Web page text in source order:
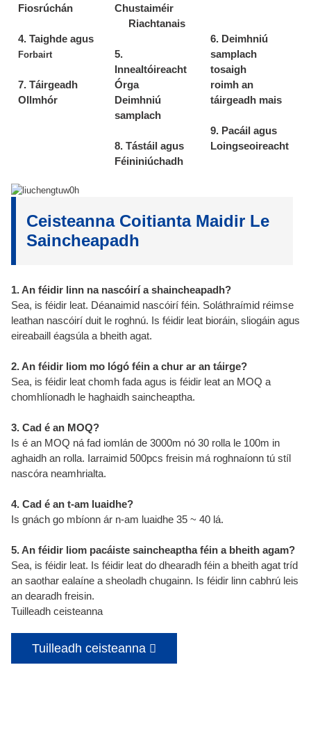
Fiosrúchán
4. Taighde agus
Forbairt
7. Táirgeadh
Ollmhór
Chustaiméir
Riachtanais
5.
Innealtóireacht
Órga
Deimhniú
samplach
8. Tástáil agus
Féininiúchadh
6. Deimhniú
samplach
tosaigh
roimh an
táirgeadh mais
9. Pacáil agus
Loingseoireacht
Ceisteanna Coitianta Maidir Le
Saincheapadh
1. An féidir linn na nascóirí a shaincheapadh?
Sea, is féidir leat. Déanaimid nascóirí féin. Soláthraímid réimse
leathan nascóirí duit le roghnú. Is féidir leat bioráin, sliogáin agus
eireabaill éagsúla a bheith agat.
2. An féidir liom mo lógó féin a chur ar an táirge?
Sea, is féidir leat chomh fada agus is féidir leat an MOQ a
chomhlíonadh le haghaidh saincheaptha.
3. Cad é an MOQ?
Is é an MOQ ná fad iomlán de 3000m nó 30 rolla le 100m in
aghaidh an rolla. Iarraimid 500pcs freisin má roghnaíonn tú stíl
nascóra neamhrialta.
4. Cad é an t-am luaidhe?
Is gnách go mbíonn ár n-am luaidhe 35 ~ 40 lá.
5. An féidir liom pacáiste saincheaptha féin a bheith agam?
Sea, is féidir leat. Is féidir leat do dhearadh féin a bheith agat tríd
an saothar ealaíne a sheoladh chugainn. Is féidir linn cabhrú leis
an dearadh freisin.
Tuilleadh ceisteanna
Tuilleadh ceisteanna